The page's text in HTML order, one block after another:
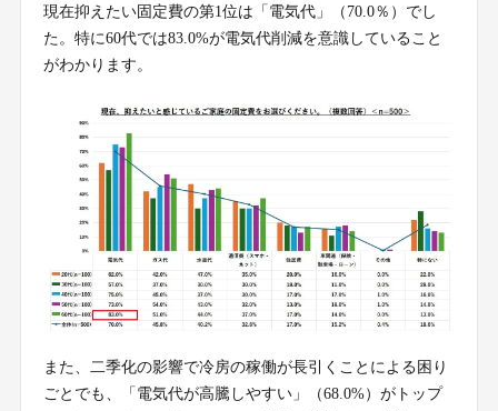
現在抑えたい固定費の第1位は「電気代」（70.0％）でし
た。特に60代では83.0%が電気代削減を意識していること
がわかります。
また、二季化の影響で冷房の稼働が長引くことによる困り
ごとでも、「電気代が高騰しやすい」（68.0%）がトップ